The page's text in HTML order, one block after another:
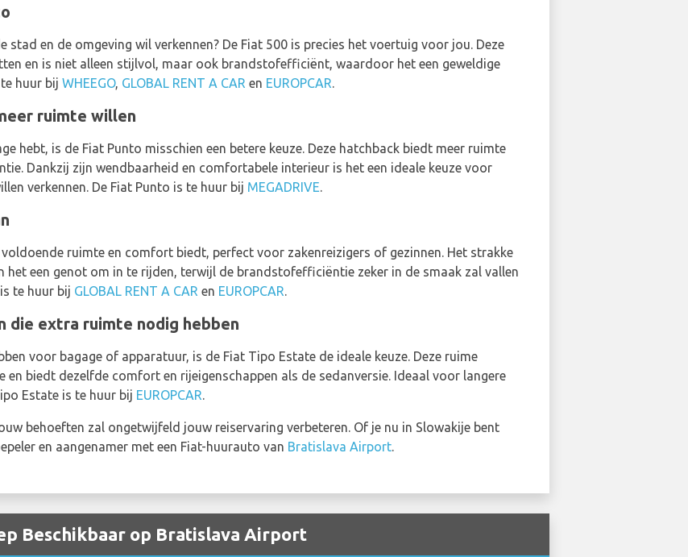
stad en de omgeving wil verkennen? De Fiat 500 is precies het voertuig voor jou. Deze
en is niet alleen stijlvol, maar ook brandstofefficiënt, waardoor het een geweldige
huur bij WHEEGO, GLOBAL RENT A CAR en EUROPCAR.
ruimte willen
hebt, is de Fiat Punto misschien een betere keuze. Deze hatchback biedt meer ruimte
Dankzij zijn wendbaarheid en comfortabele interieur is het een ideale keuze voor
verkennen. De Fiat Punto is te huur bij MEGADRIVE.
ruimte en comfort biedt, perfect voor zakenreizigers of gezinnen. Het strakke
het een genot om in te rijden, terwijl de brandstofefficiëntie zeker in de smaak zal vallen
te huur bij GLOBAL RENT A CAR en EUROPCAR.
die extra ruimte nodig hebben
voor bagage of apparatuur, is de Fiat Tipo Estate de ideale keuze. Deze ruime
biedt dezelfde comfort en rijeigenschappen als de sedanversie. Ideaal voor langere
Estate is te huur bij EUROPCAR.
behoeften zal ongetwijfeld jouw reiservaring verbeteren. Of je nu in Slowakije bent
en aangenamer met een Fiat-huurauto van Bratislava Airport.
Beschikbaar op Bratislava Airport